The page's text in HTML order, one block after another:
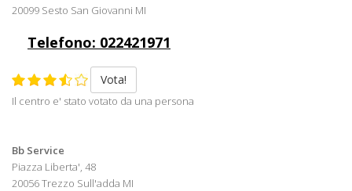
20099 Sesto San Giovanni MI
Telefono: 022421971
Vota!
Il centro e' stato votato da una persona
Bb Service
Piazza Liberta', 48
20056 Trezzo Sull'adda MI